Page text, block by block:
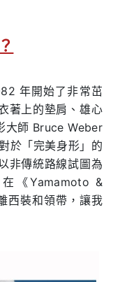
年開始了非常茁
著上的墊肩、雄心
大師 Bruce Weber
於「完美身形」的
非傳統路線試圖為
《Yamamoto &
西裝和領帶，讓我